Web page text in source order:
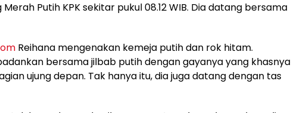
Putih KPK sekitar pukul 08.12 WIB. Dia datang bersama
Reihana mengenakan kemeja putih dan rok hitam.
bersama jilbab putih dengan gayanya yang khasnya
ujung depan. Tak hanya itu, dia juga datang dengan tas